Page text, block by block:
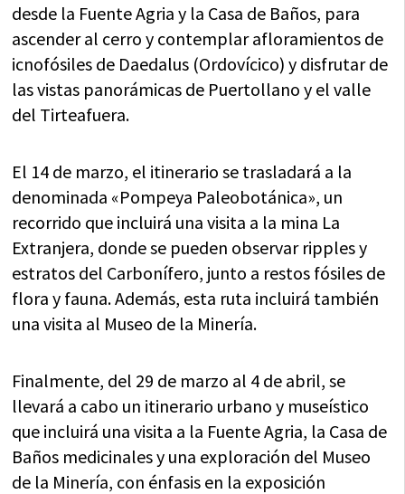
desde la Fuente Agria y la Casa de Baños, para
ascender al cerro y contemplar afloramientos de
icnofósiles de Daedalus (Ordovícico) y disfrutar de
las vistas panorámicas de Puertollano y el valle
del Tirteafuera.
El 14 de marzo, el itinerario se trasladará a la
denominada «Pompeya Paleobotánica», un
recorrido que incluirá una visita a la mina La
Extranjera, donde se pueden observar ripples y
estratos del Carbonífero, junto a restos fósiles de
flora y fauna. Además, esta ruta incluirá también
una visita al Museo de la Minería.
Finalmente, del 29 de marzo al 4 de abril, se
llevará a cabo un itinerario urbano y museístico
que incluirá una visita a la Fuente Agria, la Casa de
Baños medicinales y una exploración del Museo
de la Minería, con énfasis en la exposición